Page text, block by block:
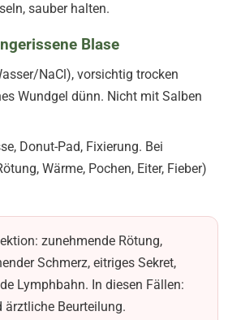
sauber halten.
Blase
NaCl), vorsichtig trocken
Wundgel dünn. Nicht mit Salben
Donut-Pad, Fixierung. Bei
Wärme, Pochen, Eiter, Fieber)
zunehmende Rötung,
Schmerz, eitriges Sekret,
Lymphbahn. In diesen Fällen:
ärztliche Beurteilung.